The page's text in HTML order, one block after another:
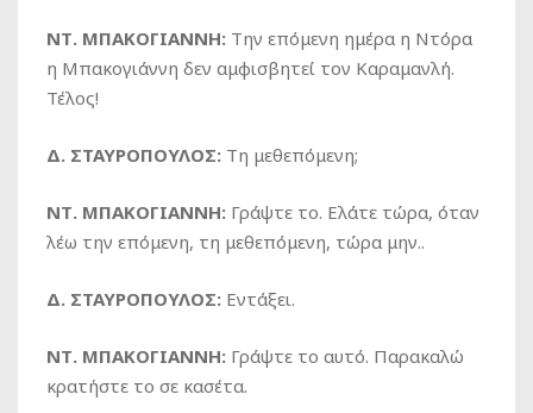
ΝΤ. ΜΠΑΚΟΓΙΑΝΝΗ: Την επόμενη ημέρα η Ντόρα
η Μπακογιάννη δεν αμφισβητεί τον Καραμανλή.
Τέλος!
Δ. ΣΤΑΥΡΟΠΟΥΛΟΣ: Τη μεθεπόμενη;
ΝΤ. ΜΠΑΚΟΓΙΑΝΝΗ: Γράψτε το. Ελάτε τώρα, όταν
λέω την επόμενη, τη μεθεπόμενη, τώρα μην..
Δ. ΣΤΑΥΡΟΠΟΥΛΟΣ: Εντάξει.
ΝΤ. ΜΠΑΚΟΓΙΑΝΝΗ: Γράψτε το αυτό. Παρακαλώ
κρατήστε το σε κασέτα.